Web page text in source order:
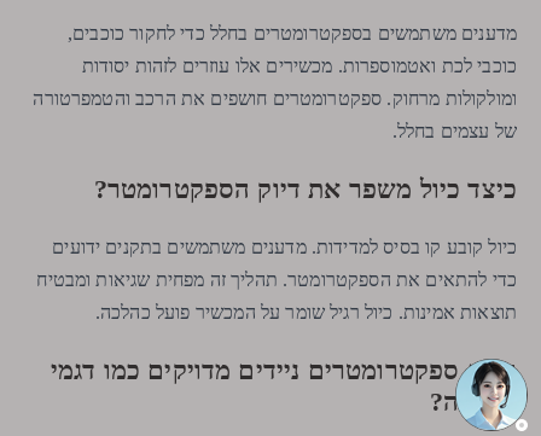
מדענים משתמשים בספקטרומטרים בחלל כדי לחקור כוכבים,
כוכבי לכת ואטמוספרות. מכשירים אלו עוזרים לזהות יסודות
ומולקולות מרחוק. ספקטרומטרים חושפים את הרכב והטמפרטורה
של עצמים בחלל.
כיצד כיול משפר את דיוק הספקטרומטר?
כיול קובע קו בסיס למדידות. מדענים משתמשים בתקנים ידועים
כדי להתאים את הספקטרומטר. תהליך זה מפחית שגיאות ומבטיח
תוצאות אמינות. כיול רגיל שומר על המכשיר פועל כהלכה.
האם ספקטרומטרים ניידים מדויקים כמו דגמי
מעבדה?